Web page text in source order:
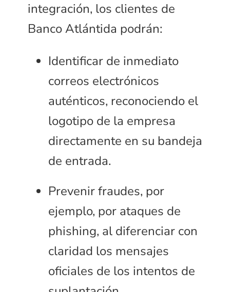
integración, los clientes de
Banco Atlántida podrán:
Identificar de inmediato
correos electrónicos
auténticos, reconociendo el
logotipo de la empresa
directamente en su bandeja
de entrada.
Prevenir fraudes, por
ejemplo, por ataques de
phishing, al diferenciar con
claridad los mensajes
oficiales de los intentos de